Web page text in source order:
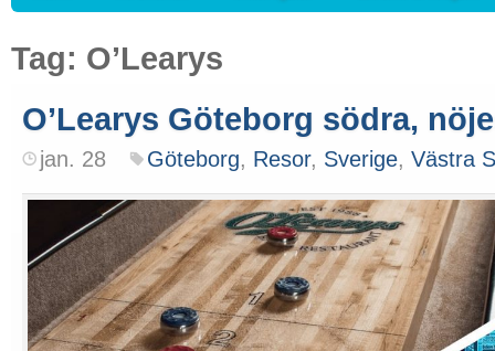
Tag: O’Learys
O’Learys Göteborg södra,
jan. 28 Göteborg, Resor, Sverige, Västra